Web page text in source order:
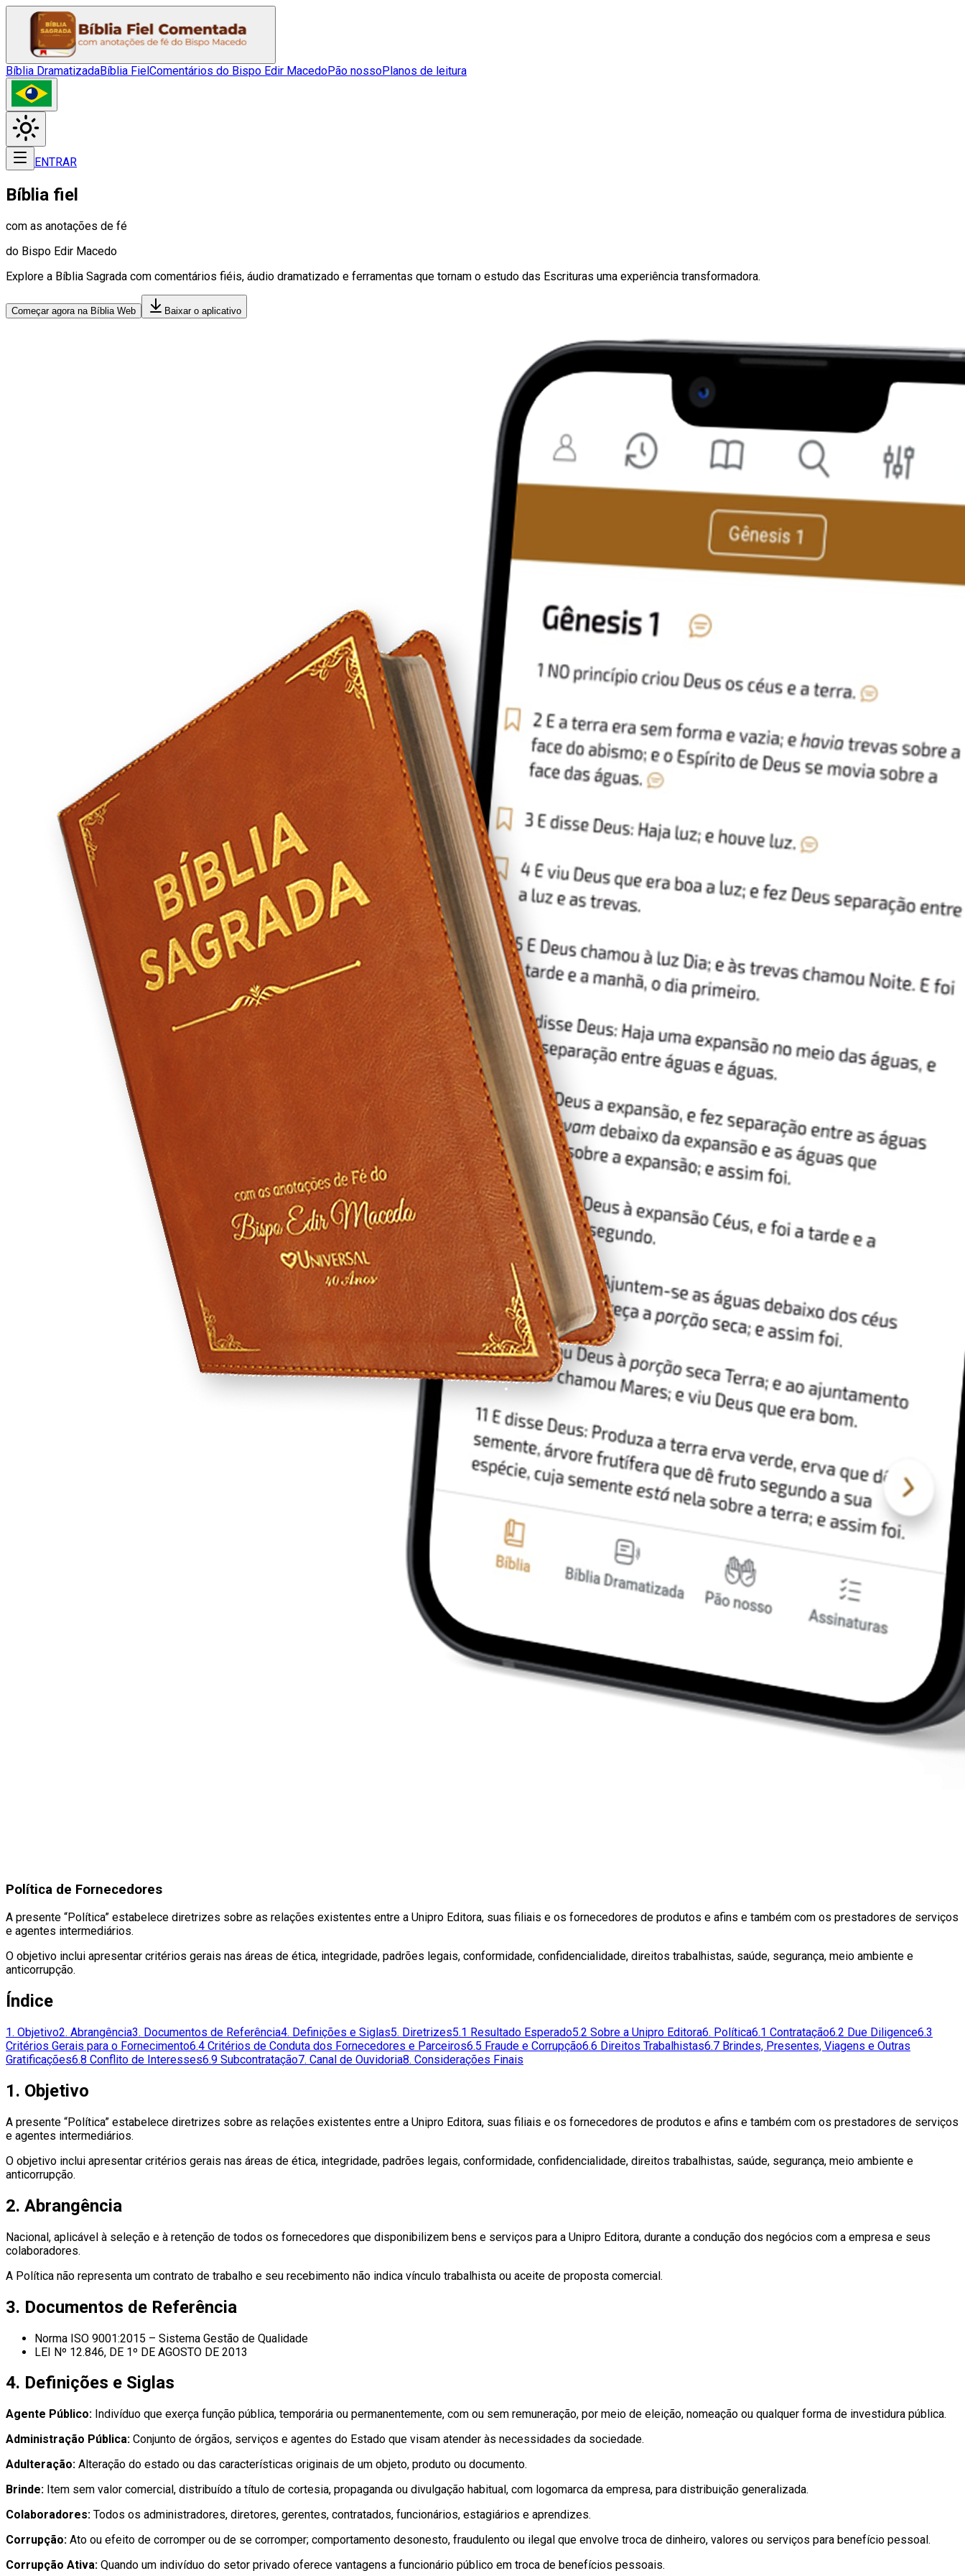
Bíblia DramatizadaBíblia FielComentários do Bispo Edir MacedoPão nossoPlanos de leitura
ENTRAR
Bíblia fiel
com as anotações de fé
do Bispo Edir Macedo
Explore a Bíblia Sagrada com comentários fiéis, áudio dramatizado e ferramentas que tornam o estudo das Escrituras uma experiência transformadora.
Começar agora na Bíblia Web Baixar o aplicativo
Política de Fornecedores
A presente “Política” estabelece diretrizes sobre as relações existentes entre a Unipro Editora, suas filiais e os fornecedores de produtos e afins e também com os prestadores de serviços
e agentes intermediários.
O objetivo inclui apresentar critérios gerais nas áreas de ética, integridade, padrões legais, conformidade, confidencialidade, direitos trabalhistas, saúde, segurança, meio ambiente e
anticorrupção.
Índice
1. Objetivo2. Abrangência3. Documentos de Referência4. Definições e Siglas5. Diretrizes5.1 Resultado Esperado5.2 Sobre a Unipro Editora6. Política6.1 Contratação6.2 Due Diligence6.3
Critérios Gerais para o Fornecimento6.4 Critérios de Conduta dos Fornecedores e Parceiros6.5 Fraude e Corrupção6.6 Direitos Trabalhistas6.7 Brindes, Presentes, Viagens e Outras
Gratificações6.8 Conflito de Interesses6.9 Subcontratação7. Canal de Ouvidoria8. Considerações Finais
1. Objetivo
A presente “Política” estabelece diretrizes sobre as relações existentes entre a Unipro Editora, suas filiais e os fornecedores de produtos e afins e também com os prestadores de serviços
e agentes intermediários.
O objetivo inclui apresentar critérios gerais nas áreas de ética, integridade, padrões legais, conformidade, confidencialidade, direitos trabalhistas, saúde, segurança, meio ambiente e
anticorrupção.
2. Abrangência
Nacional, aplicável à seleção e à retenção de todos os fornecedores que disponibilizem bens e serviços para a Unipro Editora, durante a condução dos negócios com a empresa e seus
colaboradores.
A Política não representa um contrato de trabalho e seu recebimento não indica vínculo trabalhista ou aceite de proposta comercial.
3. Documentos de Referência
Norma ISO 9001:2015 – Sistema Gestão de Qualidade
LEI Nº 12.846, DE 1º DE AGOSTO DE 2013
4. Definições e Siglas
Agente Público: Indivíduo que exerça função pública, temporária ou permanentemente, com ou sem remuneração, por meio de eleição, nomeação ou qualquer forma de investidura pública.
Administração Pública: Conjunto de órgãos, serviços e agentes do Estado que visam atender às necessidades da sociedade.
Adulteração: Alteração do estado ou das características originais de um objeto, produto ou documento.
Brinde: Item sem valor comercial, distribuído a título de cortesia, propaganda ou divulgação habitual, com logomarca da empresa, para distribuição generalizada.
Colaboradores: Todos os administradores, diretores, gerentes, contratados, funcionários, estagiários e aprendizes.
Corrupção: Ato ou efeito de corromper ou de se corromper; comportamento desonesto, fraudulento ou ilegal que envolve troca de dinheiro, valores ou serviços para benefício pessoal.
Corrupção Ativa: Quando um indivíduo do setor privado oferece vantagens a funcionário público em troca de benefícios pessoais.